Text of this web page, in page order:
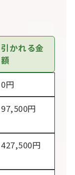
引かれる金
額
0円
97,500円
427,500円